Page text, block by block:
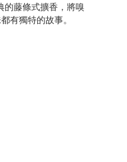
的藤條式擴香，將嗅
有獨特的故事。